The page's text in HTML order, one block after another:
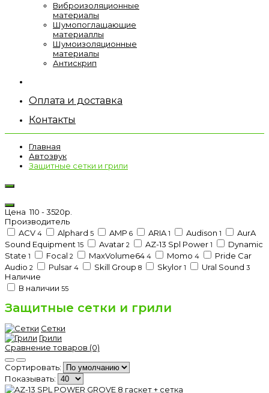
Виброизоляционные
материалы
Шумопоглащающие
материаллы
Шумоизоляционные
материалы
Антискрип
Оплата и доставка
Контакты
Главная
Автозвук
Защитные сетки и грили
Цена110 -3520р.
Производитель
ACV 4 Alphard 5 AMP 6 ARIA 1 Audison 1
AurA
Sound Equipment 15 Avatar 2 AZ-13 Spl Power 1
Dynamic
State 1 Focal 2 MaxVolume64 4 Momo 4
Pride Car
Audio 2 Pulsar 4 Skill Group 8 Skylor 1 Ural Sound 3
Наличие
В наличии 55
Защитные сетки и грили
Сетки
Грили
Сравнение товаров (0)
Сортировать:
Показывать: